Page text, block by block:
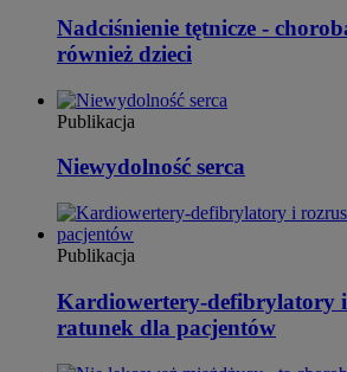
Nadciśnienie tętnicze -
również dzieci
Publikacja
Niewydolność serca
Publikacja
Kardiowertery-defibrylatory
ratunek dla pacjentów